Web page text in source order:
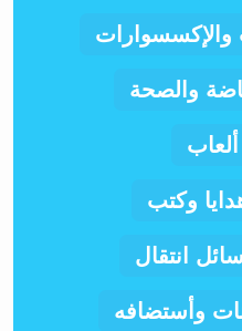
والإكسسوارات
والصحة
ألعاب
وكتب
انتقال
وأستضافه